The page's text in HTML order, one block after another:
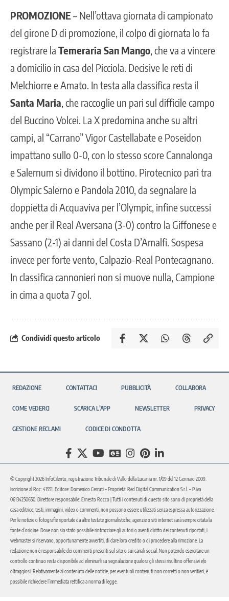
PROMOZIONE– Nell’ottava giornata di campionato
del girone D di promozione, il colpo di giornata lo fa
registrare la Temeraria San Mango , che va a vincere
a domicilio in casa del Picciola. Decisive le reti di
Melchiorre e Amato. In testa alla classifica resta il
Santa Maria , che raccoglie un pari sul difficile campo
del Buccino Volcei. La X predomina anche su altri
campi, al “Carrano” Vigor Castellabate e Poseidon
impattano sullo 0-0, con lo stesso score Cannalonga
e Salernum si dividono il bottino. Pirotecnico pari tra
Olympic Salerno e Pandola 2010, da segnalare la
doppietta di Acquaviva per l’Olympic, infine successi
anche per il Real Aversana (3-0) contro la Giffonese e
Sassano (2-1) ai danni del Costa D’Amalfi. Sospesa
invece per forte vento, Calpazio-Real Pontecagnano.
In classifica cannonieri non si muove nulla, Campione
in cima a quota 7 gol.
Condividi questo articolo
REDAZIONE CONTATTACI PUBBLICITÀ COLLABORA
COME VEDERCI SCARICA L’APP NEWSLETTER PRIVACY
GESTIONE RECLAMI CODICE DI CONDOTTA
© Copyright 2026 InfoCilento, registrazione Tribunale di Vallo della Lucania nr. 1/09 del 12 Gennaio 2009.
Iscrizione al Roc: 41551. Editore: Domenico Cerruti – Proprietà: Red Digital Communication S.r.l. – P.iva
06134250650. Direttore responsabile: Ernesto Rocco | Tutti i contenuti di questo sito sono di proprietà della
casa editrice, testi, immagini, video o commenti, non possono essere utilizzati senza espressa autorizzazione.
Per le notizie o fotografie riportate da altre testate giornalistiche, agenzie o siti internet sarà sempre citata la
fonte d’origine. Dove non sia stato possibile rintracciare gli autori o aventi diritto dei contenuti riportati, i
webmaster si riservano, opportunamente avvertiti, di dare loro credito o di procedere alla rimozione. La
redazione non è responsabile dei commenti presenti sul sito o sui canali social. Non potendo esercitare un
controllo continuo resta disponibile ad eliminarli su segnalazione qualora gli stessi risultino offensivi e/o
oltraggiosi. Relativamente al contenuto delle notizie, per eventuali contenuti non corretti o non veritieri, è
possibile richiedere l’immediata rettifica a norma di legge.